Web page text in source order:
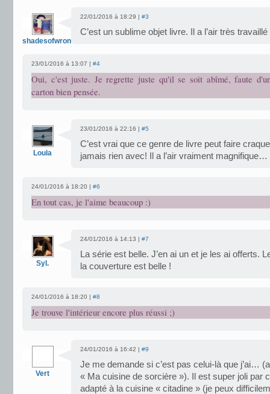
shadesofwrong
22/01/2016 à 18:29 | #3
C’est un sublime objet livre. Il a l’air très travaillé
23/01/2016 à 13:07 | #4
Oui, c'est juste. Je regrette juste qu'il se soit abîmé, faute
carton bien pensée.
Loula
23/01/2016 à 22:16 | #5
C’est vrai que ce genre de livre peut faire
jamais rien avec! Il a l’air vraiment magnifique…
24/01/2016 à 18:20 | #6
En tout cas, je l'aime beaucoup :)
Syl.
24/01/2016 à 14:13 | #7
La série est belle. J’en ai un et je les ai
la couverture est belle !
24/01/2016 à 18:20 | #8
Je trouve l'intérieur encore plus réussi ;)
Vert
24/01/2016 à 16:42 | #9
Je me demande si c’est pas celui-là que j’ai…
« Ma cuisine de sorcière »). Il est super joli par
adapté à la cuisine « citadine » (je peux